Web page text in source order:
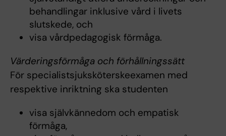
behandlingar inklusive vård i livets
slutskede, och
visa vårdpedagogisk förmåga.
Värderingsförmåga och förhållningssätt
För specialistsjuksköterskeexamen med
respektive inriktning ska studenten
visa självkännedom och empatisk
förmåga,